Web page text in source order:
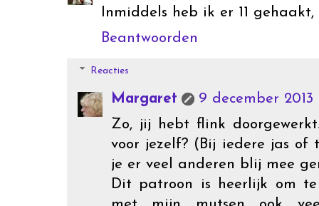
Inmiddels heb ik er 11 gehaakt,
Beantwoorden
Reacties
Margaret
9 december 2013
Zo, jij hebt flink
voor jezelf? (Bij iedere jas of
je er veel anderen blij mee
Dit patroon is heerlijk om